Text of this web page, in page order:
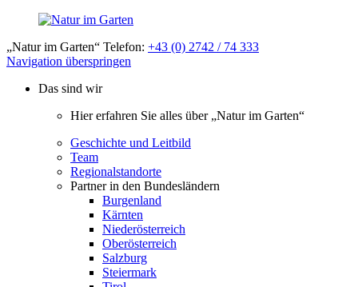
„Natur im Garten“ Telefon: +43 (0) 2742 / 74 333
Navigation überspringen
Das sind wir
Hier erfahren Sie alles über „Natur im Garten“
Geschichte und Leitbild
Team
Regionalstandorte
Partner in den Bundesländern
Burgenland
Kärnten
Niederösterreich
Oberösterreich
Salzburg
Steiermark